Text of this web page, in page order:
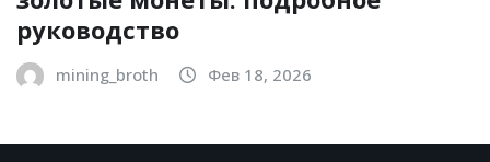
руководство
mining_broth Фев 18, 2026